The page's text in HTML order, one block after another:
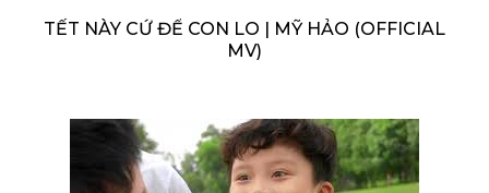
TẾT NÀY CỨ ĐỂ CON LO | MỸ HẢO (OFFICIAL
MV)